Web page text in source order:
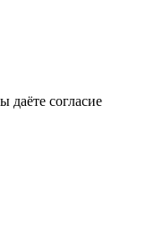
даёте согласие